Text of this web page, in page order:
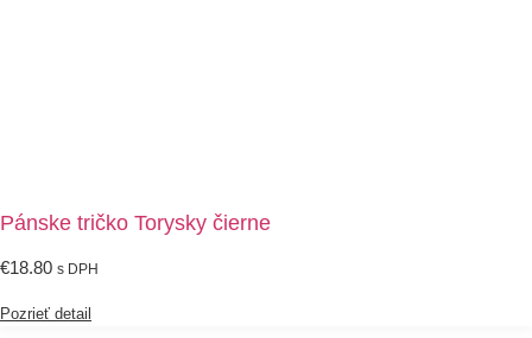
Pánske tričko Torysky čierne
€18.80 s DPH
Pozrieť detail